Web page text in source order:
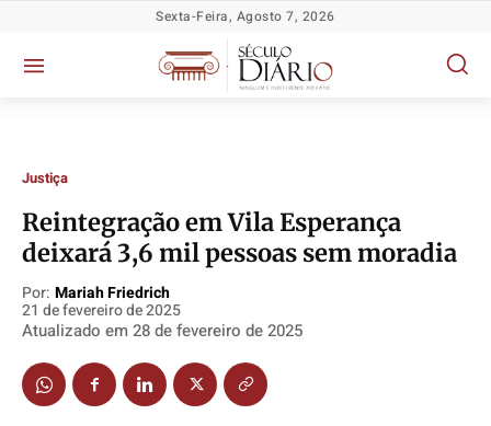
Política
Socioeconômicas
TV Século
Justiça
Política
Socioeconômicas
TV Século
Justiça
Política
Socioeconômicas
TV Século
Justiça
Política
Socioeconômicas
TV Século
Justiça
Sexta-Feira, Agosto 7, 2026
Justiça
Reintegração em Vila Esperança
deixará 3,6 mil pessoas sem moradia
Por: Mariah Friedrich
21 de fevereiro de 2025
Atualizado em 28 de fevereiro de 2025